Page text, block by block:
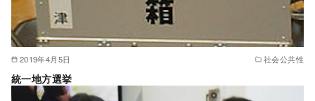
2019年4月5日 社会公共性
統一地方選挙